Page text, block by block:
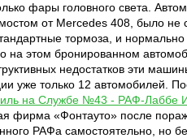
фары головного света.
от Mercedes 408, было не
тормоза, и
на этом бронированном
недостатков эти
уже только 12 автомобилей.
фирма «Фонтауто» после
РАФа самостоятельно, но